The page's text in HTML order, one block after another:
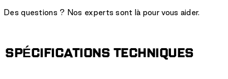
Des questions ? Nos experts sont là pour vous aider.
SPÉCIFICATIONS TECHNIQUES